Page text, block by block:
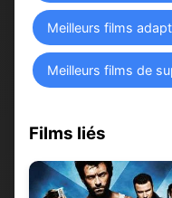
Meilleurs films
Meilleurs films de
Films liés